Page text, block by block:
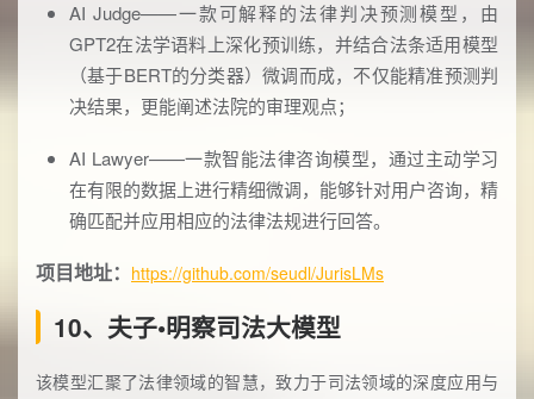
AI Judge——一款可解释的法律判决预测模型，由
GPT2在法学语料上深化预训练，并结合法条适用模型
（基于BERT的分类器）微调而成，不仅能精准预测判
决结果，更能阐述法院的审理观点；
AI Lawyer——一款智能法律咨询模型，通过主动学习
在有限的数据上进行精细微调，能够针对用户咨询，精
确匹配并应用相应的法律法规进行回答。
项目地址： https://github.com/seudl/JurisLMs
10、夫子•明察司法大模型
该模型汇聚了法律领域的智慧，致力于司法领域的深度应用与